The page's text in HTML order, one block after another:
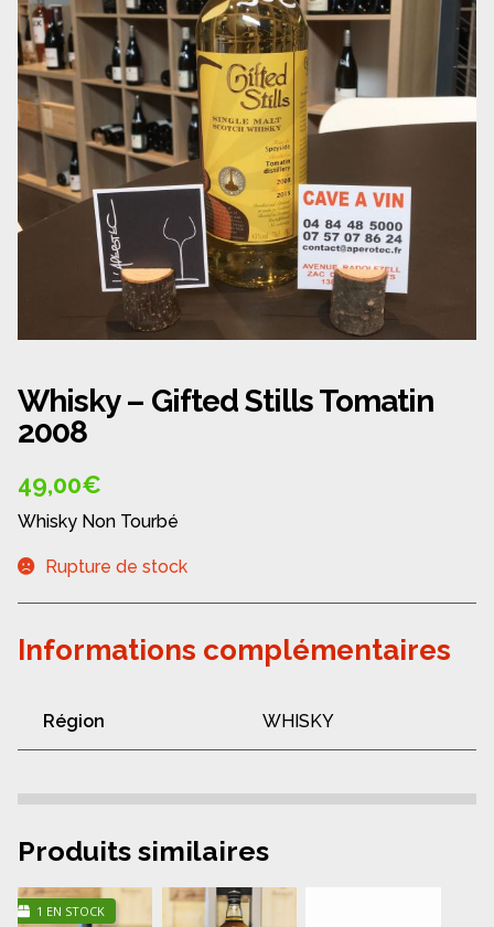
Panier
Politique de confidentialité
Politique de cookies (UE)
Qui sommes nous ?
Validation de la commande
Whisky – Gifted Stills Tomatin
2008
49,00€
Whisky Non Tourbé
Rupture de stock
Informations complémentaires
Région WHISKY
Produits similaires
1 EN STOCK